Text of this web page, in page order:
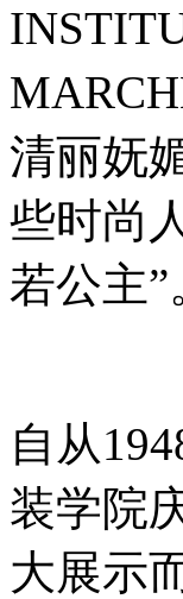
清丽妩
些时尚
若公主”
自从
装学院
大展示